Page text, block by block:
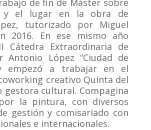
y el lugar en la obra de
tutorizado por Miguel
2016. En ese mismo año
Cátedra Extraordinaria de
Antonio López “Ciudad de
empezó a trabajar en el
creativo Quinta del
gestora cultural. Compagina
la pintura, con diversos
gestión y comisariado con
e internacionales.